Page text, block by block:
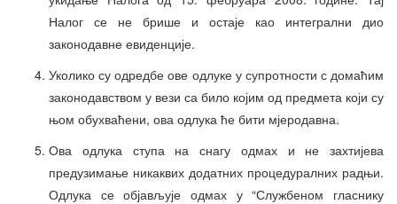
Налог се не брише и остаје као интегрални дио
законодавне евиденције.
Уколико су одредбе ове одлуке у супротности с домаћим
законодавством у вези са било којим од предмета који су
њом обухваћени, ова одлука ће бити мјеродавна.
Ова одлука ступа на снагу одмах и не захтијева
предузимање никаквих додатних процедуралних радњи.
Одлука се објављује одмах у “Службеном гласнику